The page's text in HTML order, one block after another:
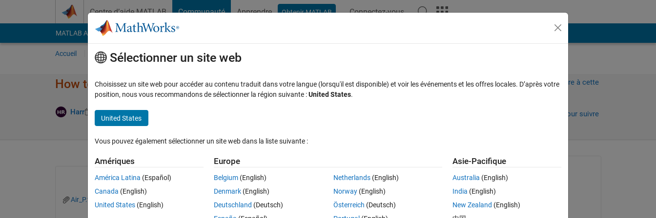
Centre d’aide MATLAB Communauté Apprendre Obtenir MATLAB Connectez-vous
MATLAB Answers File Exchange Cody
Accueil Poser une question Parcourir
How to merge different data collected at different times?
Harr 8 Avr 2021 2 Réponses
Connectez-vous pour répondre à cette
Connectez-vous pour suivre
Ouvrir dans MATLAB Online
Air_P.txt
Harr
le 8 Avr 2021
Sélectionner un site web
Choisissez un site web pour accéder au contenu traduit dans votre langue (lorsqu'il est disponible) et voir les événements et les offres locales. D’après votre
position, nous vous recommandons de sélectionner la région suivante :United States.
United States
Vous pouvez également sélectionner un site web dans la liste suivante :
Amériques
América Latina (Español)
Canada (English)
United States (English)
Europe
Belgium (English)
Denmark (English)
Deutschland (Deutsch)
Netherlands(English)
Norway(English)
Österreich (Deutsch)
Asie-Pacifique
Australia (English)
India (English)
New Zealand (English)